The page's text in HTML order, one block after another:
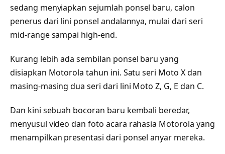
sedang menyiapkan sejumlah ponsel baru, calon
penerus dari lini ponsel andalannya, mulai dari seri
mid-range sampai high-end.
Kurang lebih ada sembilan ponsel baru yang
disiapkan Motorola tahun ini. Satu seri Moto X dan
masing-masing dua seri dari lini Moto Z, G, E dan C.
Dan kini sebuah bocoran baru kembali beredar,
menyusul video dan foto acara rahasia Motorola yang
menampilkan presentasi dari ponsel anyar mereka.